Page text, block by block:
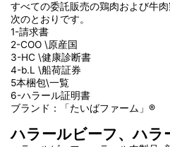
すべての委託販売の鶏肉および牛
次のとおりです。
1-請求書
2-COO \原産国
3-HC \健康診断書
4-b.L \船荷証券
5本梱包\一覧
6-ハラール証明書
ブランド：「たいばファーム」®
ハラールビーフ、ハラ